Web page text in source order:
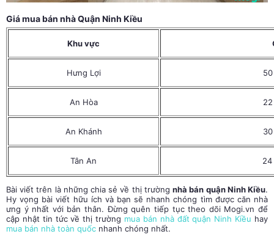
Giá mua bán nhà Quận Ninh Kiều
Khu vực
Hưng Lợi
An Hòa
An Khánh
Tân An
Bài viết trên là những chia sẻ về thị trườngnhà bán quận Ninh Kiều.
Hy vọng bài viết hữu ích và bạn sẽ nhanh chóng tìm được căn nhà
ưng ý nhất với bản thân. Đừng quên tiếp tục theo dõi Mogi.vn để
cập nhật tin tức về thị trường mua bán nhà đất quận Ninh Kiều hay
mua bán nhà toàn quốc nhanh chóng nhất.